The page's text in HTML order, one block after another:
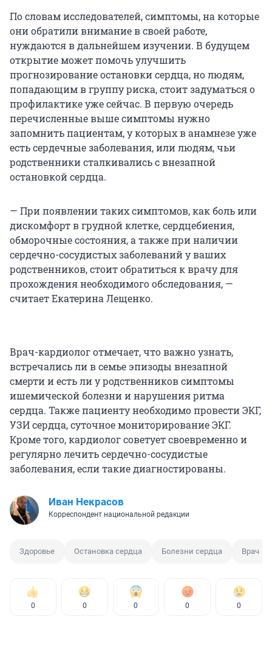
По словам исследователей, симптомы, на которые
они обратили внимание в своей работе,
нуждаются в дальнейшем изучении. В будущем
открытие может помочь улучшить
прогнозирование остановки сердца, но людям,
попадающим в группу риска, стоит задуматься о
профилактике уже сейчас. В первую очередь
перечисленные выше симптомы нужно
запомнить пациентам, у которых в анамнезе уже
есть сердечные заболевания, или людям, чьи
родственники сталкивались с внезапной
остановкой сердца.
— При появлении таких симптомов, как боль или
дискомфорт в грудной клетке, сердцебиения,
обморочные состояния, а также при наличии
сердечно-сосудистых заболеваний у ваших
родственников, стоит обратиться к врачу для
прохождения необходимого обследования, —
считает Екатерина Лещенко.
Врач-кардиолог отмечает, что важно узнать,
встречались ли в семье эпизоды внезапной
смерти и есть ли у родственников симптомы
ишемической болезни и нарушения ритма
сердца. Также пациенту необходимо провести ЭКГ,
УЗИ сердца, суточное мониторирование ЭКГ.
Кроме того, кардиолог советует своевременно и
регулярно лечить сердечно-сосудистые
заболевания, если такие диагностированы.
Иван Некрасов
Корреспондент национальной редакции
Здоровье Остановка сердца Болезни сердца Врач
0 0 0 0 0